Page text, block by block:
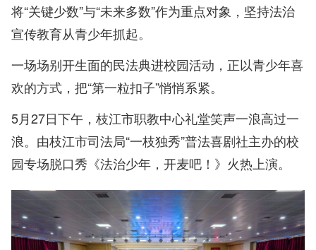
将“关键少数”与“未来多数”作为重点对象，坚持法治
宣传教育从青少年抓起。
一场场别开生面的民法典进校园活动，正以青少年喜
欢的方式，把“第一粒扣子”悄悄系紧。
5月27日下午，枝江市职教中心礼堂笑声一浪高过一
浪。由枝江市司法局“一枝独秀”普法喜剧社主办的校
园专场脱口秀《法治少年，开麦吧！》火热上演。